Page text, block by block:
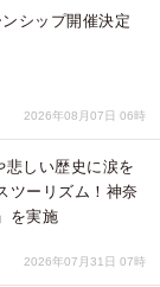
シップ開催決定
2026年08月07日 06時
しい歴史に涙を
ツーリズム！神奈
を実施
2026年07月31日 07時